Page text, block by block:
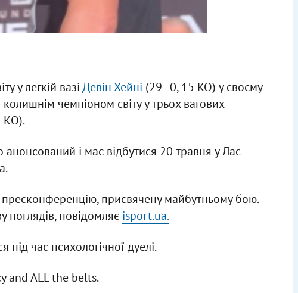
у легкій вазіДевін Хейні (29–0, 15 KO) у своєму
чемпіоном світу у трьох вагових
КО).
і має відбутися 20 травня у Лас-
присвячену майбутньому бою.
поглядів, повідомляє isport.ua.
час психологічної дуелі.
and ALL the belts.